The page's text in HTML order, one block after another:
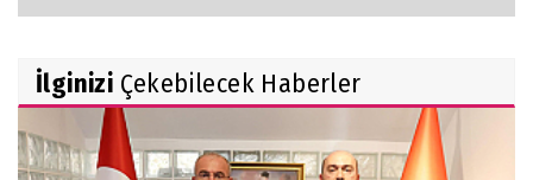
İlginizi Çekebilecek Haberler